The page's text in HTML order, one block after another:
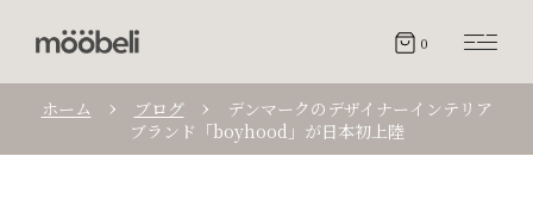
0
ホーム ブログ
デンマークのデザイナーインテリア
ブランド「boyhood」が日本初上陸